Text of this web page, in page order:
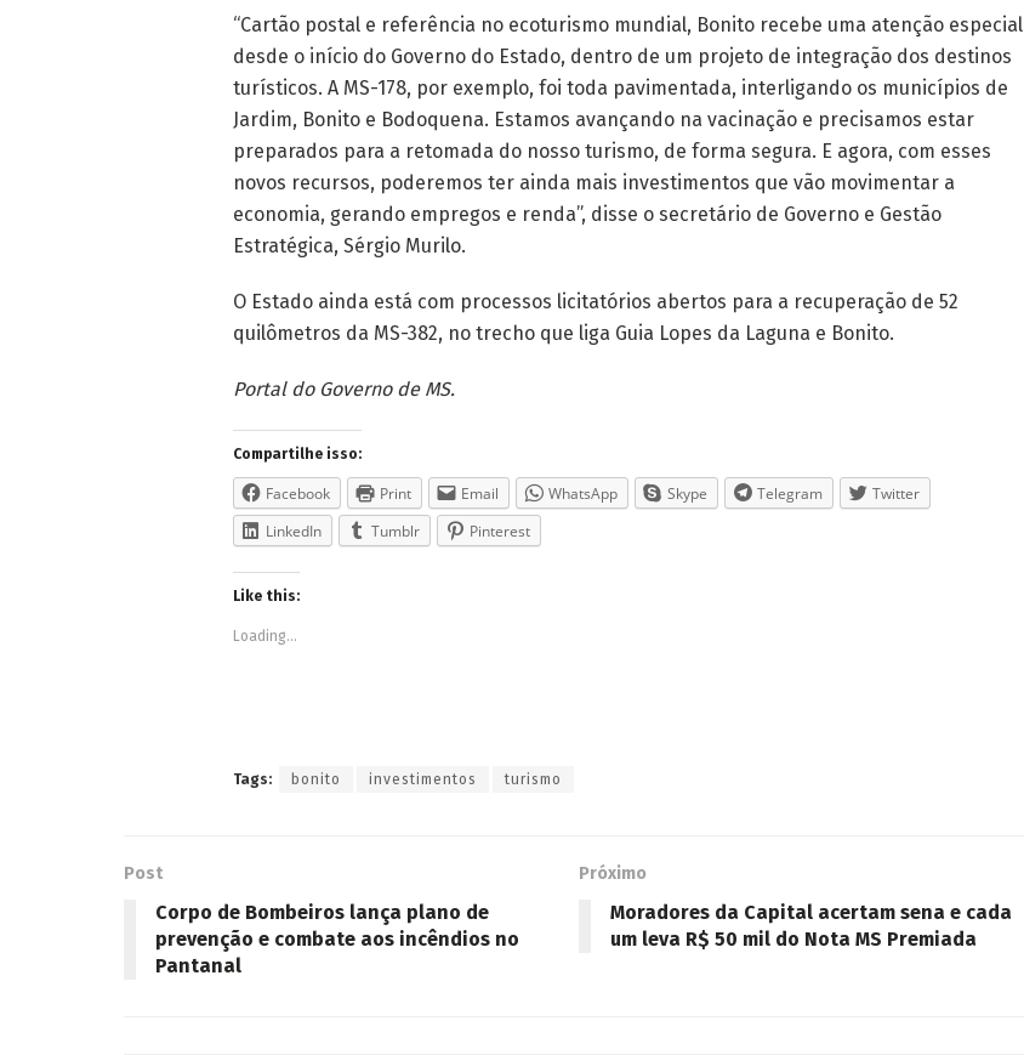
“Cartão postal e referência no ecoturismo mundial, Bonito recebe uma atenção especial
desde o início do Governo do Estado, dentro de um projeto de integração dos destinos
turísticos. A MS-178, por exemplo, foi toda pavimentada, interligando os municípios de
Jardim, Bonito e Bodoquena. Estamos avançando na vacinação e precisamos estar
preparados para a retomada do nosso turismo, de forma segura. E agora, com esses
novos recursos, poderemos ter ainda mais investimentos que vão movimentar a
economia, gerando empregos e renda”, disse o secretário de Governo e Gestão
Estratégica, Sérgio Murilo.
O Estado ainda está com processos licitatórios abertos para a recuperação de 52
quilômetros da MS-382, no trecho que liga Guia Lopes da Laguna e Bonito.
Portal do Governo de MS.
Compartilhe isso:
Facebook Print Email WhatsApp Skype Telegram
Twitter
LinkedIn
Tumblr Pinterest
Like this:
Loading...
Tags: bonito investimentos turismo
Post
Corpo de Bombeiros lança plano de
prevenção e combate aos incêndios no
Pantanal
Próximo
Moradores da Capital acertam sena e cada
um leva R$ 50 mil do Nota MS Premiada